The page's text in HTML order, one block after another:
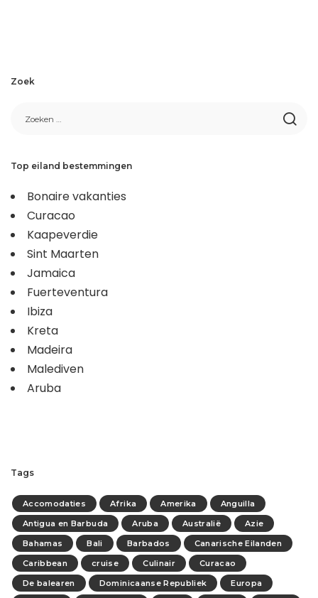
Zoek
Top eiland bestemmingen
Bonaire vakanties
Curacao
Kaapeverdie
Sint Maarten
Jamaica
Fuerteventura
Ibiza
Kreta
Madeira
Malediven
Aruba
Tags
Accomodaties Afrika Amerika
Anguilla
Antigua en Barbuda
Aruba Australië
Azie
Bahamas
Bali Barbados
Canarische Eilanden
Caribbean
cruise Culinair
Curacao
De balearen
Dominicaanse Republiek Europa